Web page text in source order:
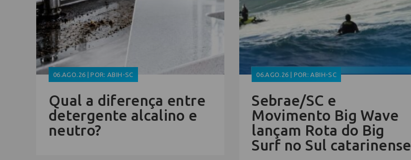
06.AGO.26 | POR: ABIH-SC
Qual a diferença entre
detergente alcalino e
neutro?
06.AGO.26 | POR: ABIH-SC
Sebrae/SC e
Movimento Big Wave
lançam Rota do Big
Surf no Sul catarinense